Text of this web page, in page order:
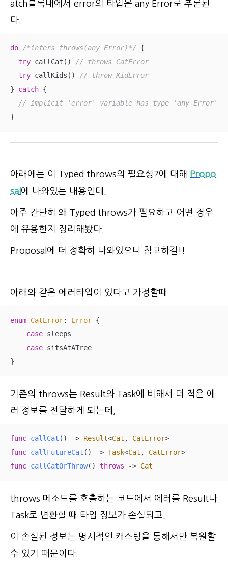
atch블록내에서 error의 타입은 any Error로 추론된
다.
do /*infers throws(any Error)*/ {
try callCat() // throws CatError
try callKids() // throw KidError
} catch {
// implicit 'error' variable has type 'any Error'
}
아래에는 이 Typed throws의 필요성?에 대해
Propo
sal 에 나와있는 내용인데,
아주 간단히 왜 Typed throws가 필요하고 어떤 경우
에 유용한지 정리해봤다.
Proposal에 더 정확히 나와있으니 참고하길!!
아래와 같은 에러타입이 있다고 가정할때
enum CatError: Error {
case sleeps
case sitsAtATree
}
기존의 throws는 Result와 Task에 비해서 더 적은 에
러 정보를 전달하게 되는데,
func callCat () -> Result<Cat , CatError
func callFutureCat () -> Task<Cat , CatError
func callCatOrThrow() throws -> Cat
throws 메소드를 호출하는 코드에서 에러를 Result나
Task로 변환할 때 타입 정보가 손실되고,
이 손실된 정보는 명시적인 캐스팅을 통해서만 복원할
수 있기 때문이다.